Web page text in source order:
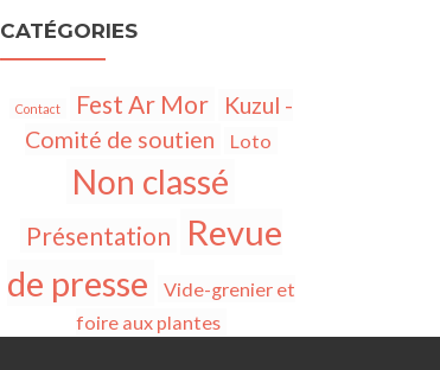
CATÉGORIES
Contact Fest Ar Mor
Kuzul -
Comité de soutien
Loto
Non classé
Présentation
Revue
de presse
Vide-grenier et
foire aux plantes